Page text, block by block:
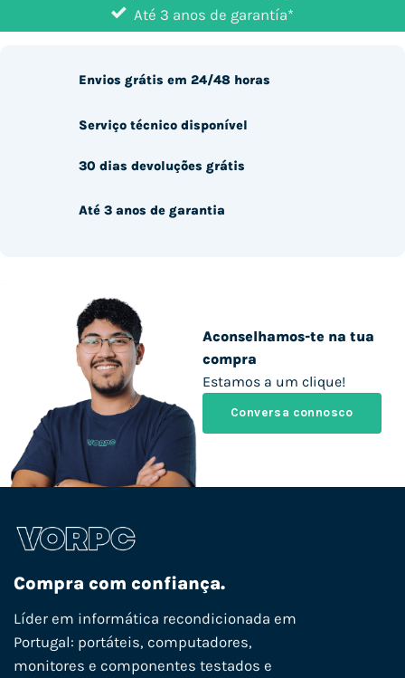
Até 3 anos de garantía*
Aconselhamos-te na tua
compra
Estamos a um clique!
Conversa connosco
Envios grátis em 24/48 horas
Serviço técnico disponível
30 dias devoluções grátis
Até 3 anos de garantia
Compra com confiança.
Líder em informática recondicionada em
Portugal: portáteis, computadores,
monitores e componentes testados e